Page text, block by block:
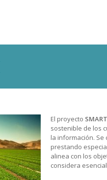
El proyecto
sostenible de los
la información.
prestando
alinea con los
considera